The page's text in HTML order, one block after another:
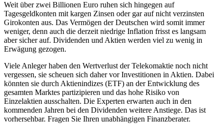
Weit über zwei Billionen Euro ruhen sich hingegen auf
Tagesgeldkonten mit kargen Zinsen oder gar auf nicht verzinsten
Girokonten aus. Das Vermögen der Deutschen wird somit immer
weniger, denn auch die derzeit niedrige Inflation frisst es langsam
aber sicher auf. Dividenden und Aktien werden viel zu wenig in
Erwägung gezogen.
Viele Anleger haben den Wertverlust der Telekomaktie noch nicht
vergessen, sie scheuen sich daher vor Investitionen in Aktien. Dabei
könnten sie durch Aktienindizes (ETF) an der Entwicklung des
gesamten Marktes partizipieren und das hohe Risiko von
Einzelaktien ausschalten. Die Experten erwarten auch in den
kommenden Jahren bei den Dividenden weitere Anstiege. Das ist
vorhersehbar. Fragen Sie Ihren unabhängigen Finanzberater.